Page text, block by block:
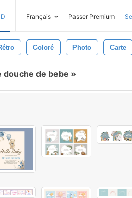
Français Passer Premium
Coloré Photo Carte
douche de bebe